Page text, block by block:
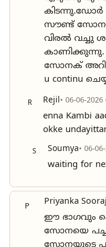
കിടന്നു.ഡോർ
സൗണ്ട് സോന
വിരൽ വച്ചു
സോനക്
u continu
R Rejil• 06-06-2026
enna Kambi
okke
S Soumya• 06-
waiting for
P Priyanka Sooraj
ഈ ഭാഗവും
സോനയെ